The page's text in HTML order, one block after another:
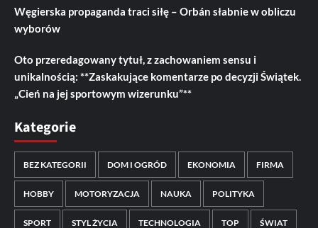
Węgierska propaganda traci siłę – Orbán słabnie w obliczu
wyborów
Oto przeredagowany tytuł, z zachowaniem sensu i
unikalnością: **Zaskakujące komentarze po decyzji Świątek.
„Cień na jej sportowym wizerunku”**
Kategorie
BEZ KATEGORII DOM I OGRÓD EKONOMIA FIRMA
HOBBY MOTORYZACJA NAUKA POLITYKA
SPORT STYL ŻYCIA TECHNOLOGIA TOP ŚWIAT